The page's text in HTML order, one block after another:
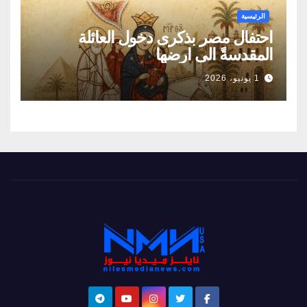
الرئيسية
احتفال مصر بذكرى دخول العائلة
المقدسةً الى ارضها
1 يونيو، 2026